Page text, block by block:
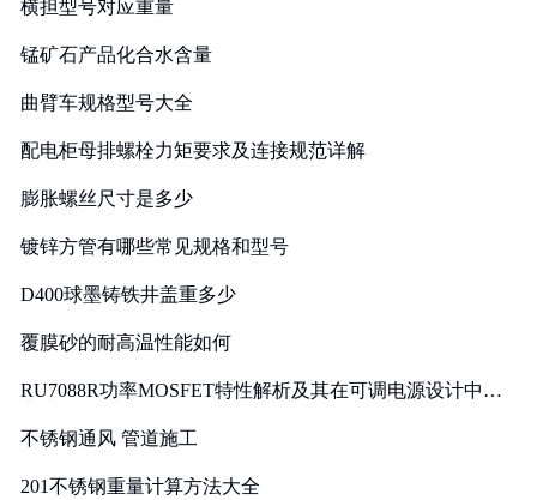
横担型号对应重量
锰矿石产品化合水含量
曲臂车规格型号大全
配电柜母排螺栓力矩要求及连接规范详解
膨胀螺丝尺寸是多少
镀锌方管有哪些常见规格和型号
D400球墨铸铁井盖重多少
覆膜砂的耐高温性能如何
RU7088R功率MOSFET特性解析及其在可调电源设计中的
不锈钢通风 管道施工
201不锈钢重量计算方法大全